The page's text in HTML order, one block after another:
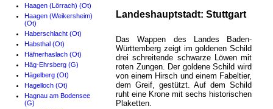
Haagen (Lörrach) (Ot)
Haagen (Weikersheim)
(Ot)
Haberschlacht (Ot)
Habsthal (Ot)
Häfnerhaslach (Ot)
Häg-Ehrsberg (G)
Hägelberg (Ot)
Hagelloch (Ot)
Hagnau am Bodensee
(G)
Landeshauptstadt: Stuttgart
Das Wappen des Landes Baden-
Württemberg zeigt im goldenen Schild
drei schreitende schwarze Löwen mit
roten Zungen. Der goldene Schild wird
von einem Hirsch und einem Fabeltier,
dem Greif, gestützt. Auf dem Schild
ruht eine Krone mit sechs historischen
Plaketten.